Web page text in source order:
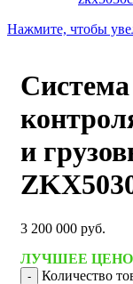
Нажмите, чтобы
Система
и
3 200 000 руб.
ЛУЧШЕЕ
Количество